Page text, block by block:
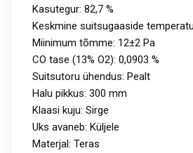
Kasutegur: 82,7 %
Keskmine suitsugaaside
Miinimum tõmme: 12±2 Pa
CO tase (13% O2): 0,0903 %
Suitsutoru ühendus: Pealt
Halu pikkus: 300 mm
Klaasi kuju: Sirge
Uks avaneb: Küljele
Materjal: Teras